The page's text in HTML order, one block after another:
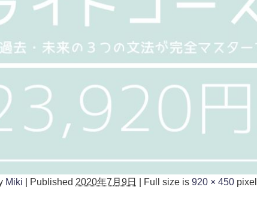
Miki Published 2020年7月9日 Full size is 920 × 450